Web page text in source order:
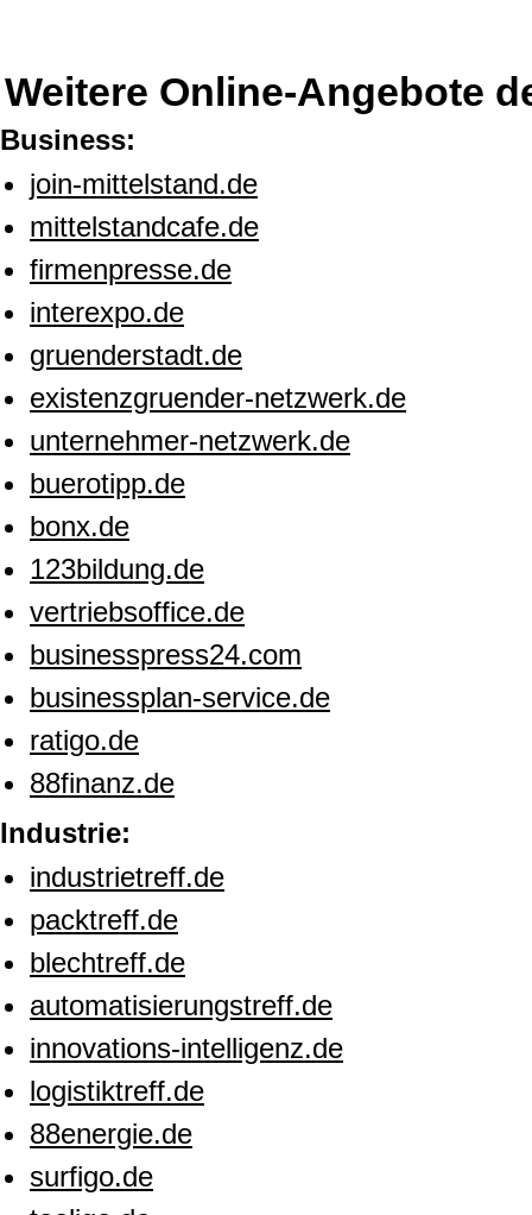
Weitere Online-Angebote
Business:
join-mittelstand.de
mittelstandcafe.de
firmenpresse.de
interexpo.de
gruenderstadt.de
existenzgruender-netzwerk.de
unternehmer-netzwerk.de
buerotipp.de
bonx.de
123bildung.de
vertriebsoffice.de
businesspress24.com
businessplan-service.de
ratigo.de
88finanz.de
Industrie:
industrietreff.de
packtreff.de
blechtreff.de
automatisierungstreff.de
innovations-intelligenz.de
logistiktreff.de
88energie.de
surfigo.de